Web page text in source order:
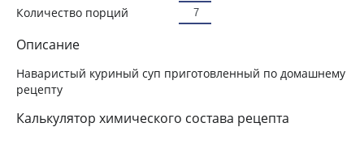
Количество порций
Описание
Наваристый куриный суп приготовленный по домашнему
рецепту
Калькулятор химического состава рецепта